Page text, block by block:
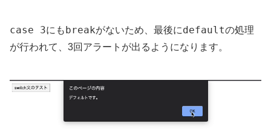
case 3にもbreakがないため、最後にdefaultの処理
が行われて、3回アラートが出るようになります。